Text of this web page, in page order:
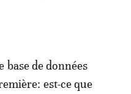
base de données
est-ce que